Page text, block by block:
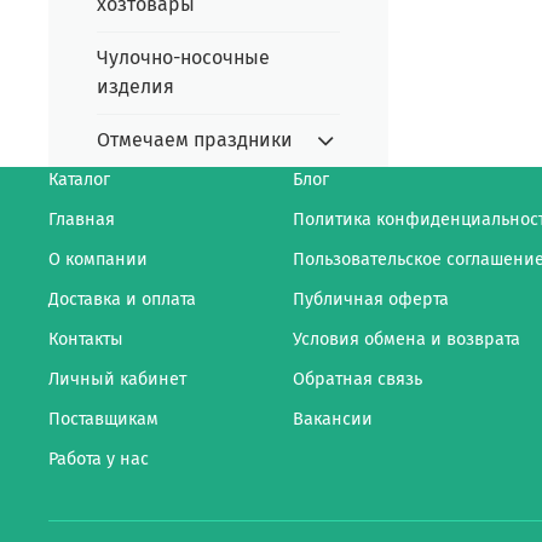
Чулочно-носочные
изделия
Отмечаем праздники
Каталог
Главная
О компании
Доставка и оплата
Контакты
Личный кабинет
Поставщикам
Работа у нас
Блог
Политика
Пользовательское
Публичная оферта
Условия обмена и возврата
Обратная связь
Вакансии